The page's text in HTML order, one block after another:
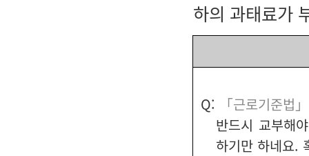
하의 과태료가
Q:
「근로기준법」
반드시 교부해
하기만 하네요.